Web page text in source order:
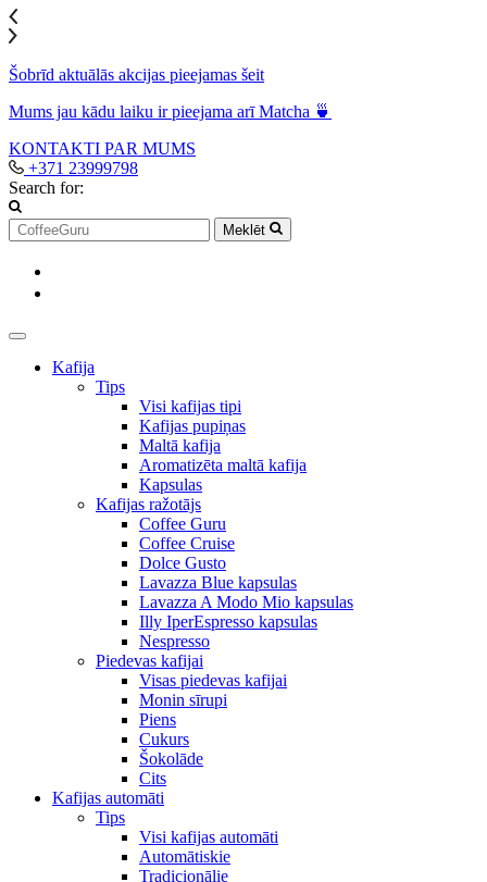
Šobrīd aktuālās akcijas pieejamas šeit
Mums jau kādu laiku ir pieejama arī Matcha 🍵
KONTAKTI PAR MUMS
+371 23999798
Search for:
Meklēt
Kafija
Tips
Visi kafijas tipi
Kafijas pupiņas
Maltā kafija
Aromatizēta maltā kafija
Kapsulas
Kafijas ražotājs
Coffee Guru
Coffee Cruise
Dolce Gusto
Lavazza Blue kapsulas
Lavazza A Modo Mio kapsulas
Illy IperEspresso kapsulas
Nespresso
Piedevas kafijai
Visas piedevas kafijai
Monin sīrupi
Piens
Cukurs
Šokolāde
Cits
Kafijas automāti
Tips
Visi kafijas automāti
Automātiskie
Tradicionālie